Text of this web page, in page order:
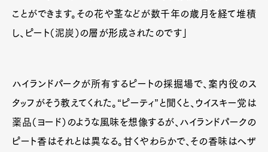
ことができます。その花や茎などが数千年の歳月を経て堆積
し、ピート（泥炭）の層が形成されたのです」
ハイランドパークが所有するピートの採掘場で、案内役のス
タッフがそう教えてくれた。“ピーティ”と聞くと、ウイスキー党は
薬品（ヨード）のような風味を想像するが、ハイランドパークの
ピート香はそれとは異なる。甘くやわらかで、その香味はヘザ